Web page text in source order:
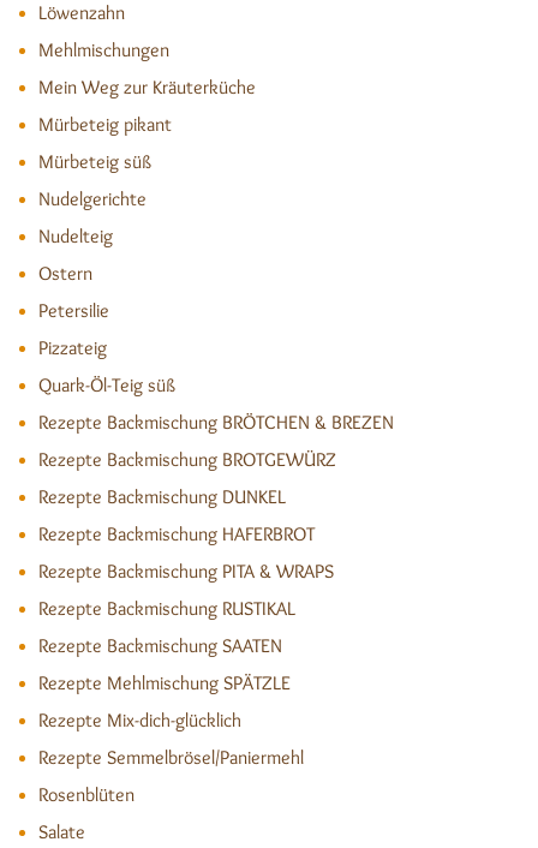
Löwenzahn
Mehlmischungen
Mein Weg zur Kräuterküche
Mürbeteig pikant
Mürbeteig süß
Nudelgerichte
Nudelteig
Ostern
Petersilie
Pizzateig
Quark-Öl-Teig süß
Rezepte Backmischung BRÖTCHEN & BREZEN
Rezepte Backmischung BROTGEWÜRZ
Rezepte Backmischung DUNKEL
Rezepte Backmischung HAFERBROT
Rezepte Backmischung PITA & WRAPS
Rezepte Backmischung RUSTIKAL
Rezepte Backmischung SAATEN
Rezepte Mehlmischung SPÄTZLE
Rezepte Mix-dich-glücklich
Rezepte Semmelbrösel/Paniermehl
Rosenblüten
Salate